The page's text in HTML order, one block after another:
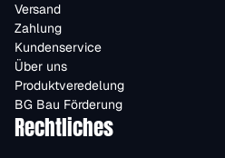
Versand
Zahlung
Kundenservice
Über uns
Produktveredelung
BG Bau Förderung
Rechtliches